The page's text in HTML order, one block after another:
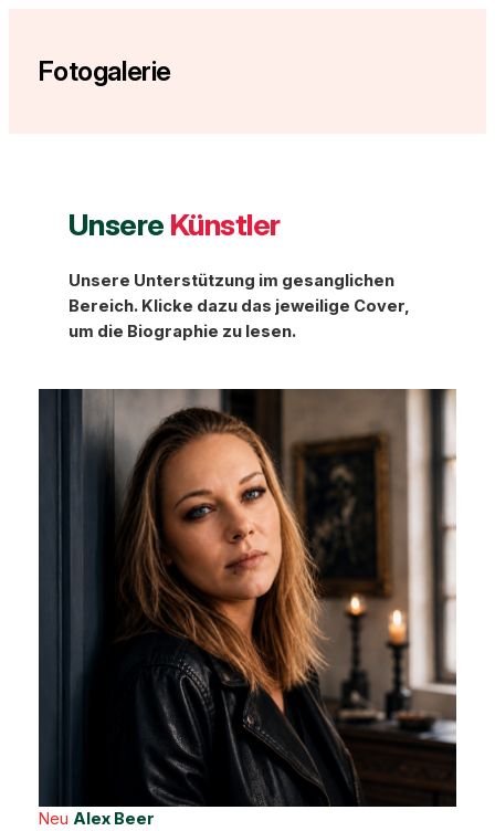
springen
Fotogalerie
Unsere Künstler
Unsere Unterstützung im gesanglichen
Bereich. Klicke dazu das jeweilige Cover,
um die Biographie zu lesen.
Neu Alex Beer